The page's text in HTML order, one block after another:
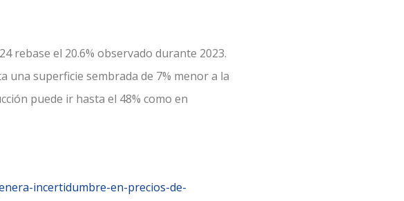
rebase el 20.6% observado durante 2023.
una superficie sembrada de 7% menor a la
puede ir hasta el 48% como en
incertidumbre-en-precios-de-